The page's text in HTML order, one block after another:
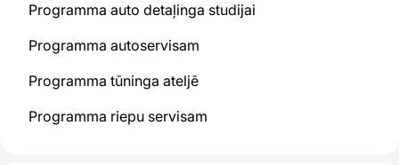
Programma auto detaļinga studijai
Programma autoservisam
Programma tūninga ateljē
Programma riepu servisam